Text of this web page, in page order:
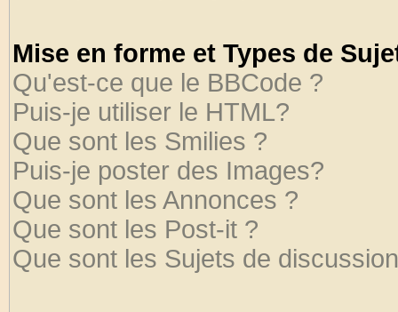
Mise en forme et Types de
Qu'est-ce que le BBCode ?
Puis-je utiliser le HTML?
Que sont les Smilies ?
Puis-je poster des Images?
Que sont les Annonces ?
Que sont les Post-it ?
Que sont les Sujets de